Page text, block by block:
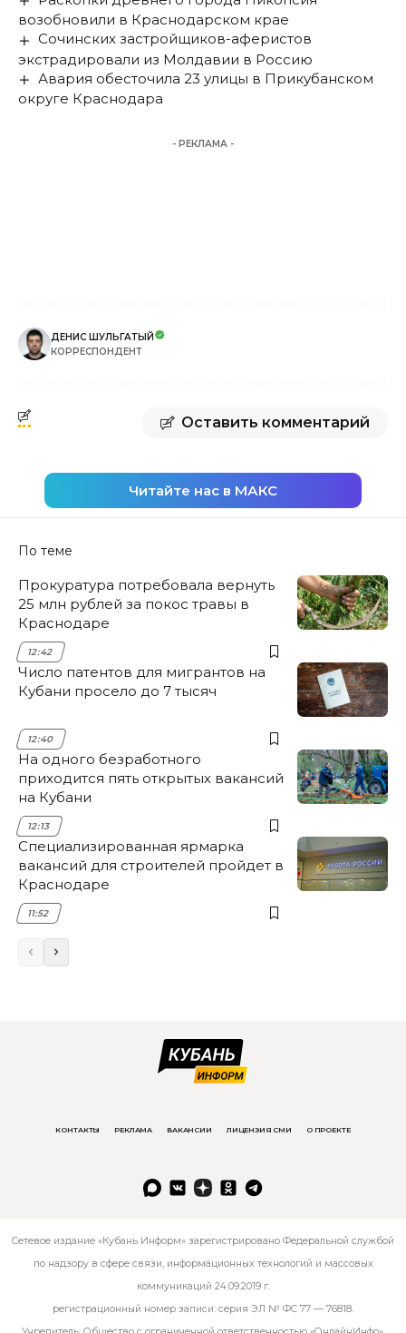
возобновили в Краснодарском крае
Сочинских застройщиков-аферистов
экстрадировали из Молдавии в Россию
Авария обесточила 23 улицы в Прикубанском
округе Краснодара
- РЕКЛАМА -
ДЕНИС ШУЛЬГАТЫЙ
КОРРЕСПОНДЕНТ
Оставить комментарий
Читайте нас в МАКС
По теме
Прокуратура потребовала вернуть
25 млн рублей за покос травы в
Краснодаре
12:42
Число патентов для мигрантов на
Кубани просело до 7 тысяч
12:40
На одного безработного
приходится пять открытых вакансий
на Кубани
12:13
Специализированная ярмарка
вакансий для строителей пройдет в
Краснодаре
11:52
КОНТАКТЫ РЕКЛАМА ВАКАНСИИ ЛИЦЕНЗИЯ СМИ О ПРОЕКТЕ
Сетевое издание «Кубань Информ» зарегистрировано Федеральной службой
по надзору в сфере связи, информационных технологий и массовых
коммуникаций 24.09.2019 г.
регистрационный номер записи: серия ЭЛ № ФС 77 — 76818.